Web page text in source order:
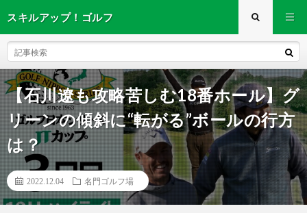
スキルアップ！ゴルフ
【石川遼も攻略苦しむ18番ホール】グ
リーンの傾斜に“転がる”ボールの行方
は？
2022.12.04 名門ゴルフ場